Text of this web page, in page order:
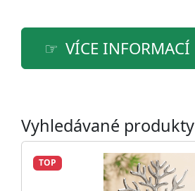
VÍCE INFORMACÍ
Vyhledávané produkty
TOP